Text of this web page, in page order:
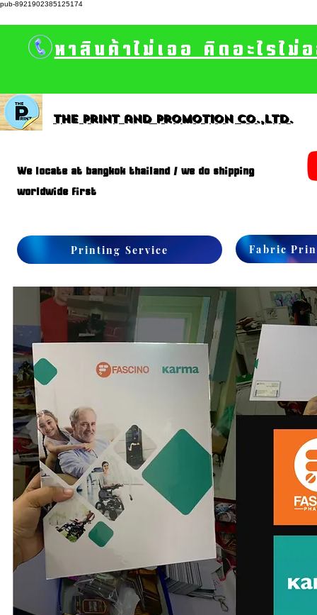
pub-8921902385125174
หาสินค้าไม่เจอ คิดอะไรไ
The print and promotion CO.,Ltd.
We locate at bangkok thailand / we do shipping
worldwide first
Printing Service Fabric